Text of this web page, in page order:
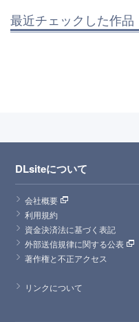
最近チェックした作品
DLsiteについて
会社概要
利用規約
資金決済法に基づく表記
外部送信規律に関する公表
著作権と不正アクセス
リンクについて